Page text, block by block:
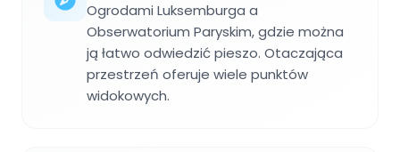
Ogrodami Luksemburga a
Obserwatorium Paryskim, gdzie można
ją łatwo odwiedzić pieszo. Otaczająca
przestrzeń oferuje wiele punktów
widokowych.